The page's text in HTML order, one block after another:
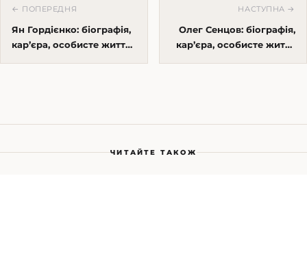
← ПОПЕРЕДНЯ
Ян Гордієнко: біографія,
кар’єра, особисте життя
НАСТУПНА →
Олег Сенцов: біографія,
кар’єра, особисте життя
ЧИТАЙТЕ ТАКОЖ